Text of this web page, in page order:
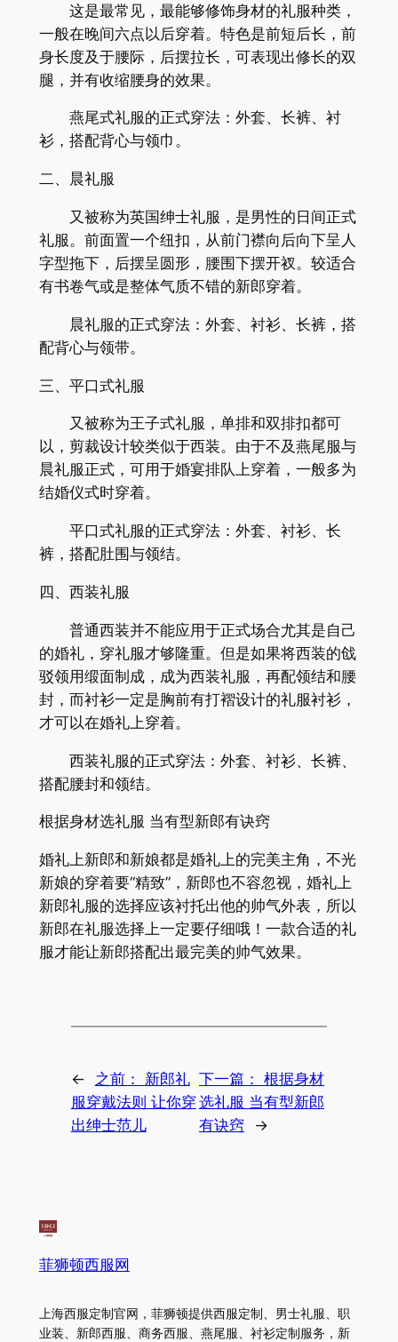
这是最常见，最能够修饰身材的礼服种类，
一般在晚间六点以后穿着。特色是前短后长，前
身长度及于腰际，后摆拉长，可表现出修长的双
腿，并有收缩腰身的效果。
燕尾式礼服的正式穿法：外套、长裤、衬
衫，搭配背心与领巾。
二、晨礼服
又被称为英国绅士礼服，是男性的日间正式
礼服。前面置一个纽扣，从前门襟向后向下呈人
字型拖下，后摆呈圆形，腰围下摆开衩。较适合
有书卷气或是整体气质不错的新郎穿着。
晨礼服的正式穿法：外套、衬衫、长裤，搭
配背心与领带。
三、平口式礼服
又被称为王子式礼服，单排和双排扣都可
以，剪裁设计较类似于西装。由于不及燕尾服与
晨礼服正式，可用于婚宴排队上穿着，一般多为
结婚仪式时穿着。
平口式礼服的正式穿法：外套、衬衫、长
裤，搭配肚围与领结。
四、西装礼服
普通西装并不能应用于正式场合尤其是自己
的婚礼，穿礼服才够隆重。但是如果将西装的戗
驳领用缎面制成，成为西装礼服，再配领结和腰
封，而衬衫一定是胸前有打褶设计的礼服衬衫，
才可以在婚礼上穿着。
西装礼服的正式穿法：外套、衬衫、长裤、
搭配腰封和领结。
根据身材选礼服 当有型新郎有诀窍
婚礼上新郎和新娘都是婚礼上的完美主角，不光
新娘的穿着要“精致”，新郎也不容忽视，婚礼上
新郎礼服的选择应该衬托出他的帅气外表，所以
新郎在礼服选择上一定要仔细哦！一款合适的礼
服才能让新郎搭配出最完美的帅气效果。
← 之前： 新郎礼
服穿戴法则 让你穿
出绅士范儿
下一篇： 根据身材
选礼服 当有型新郎
有诀窍
→
菲狮顿西服网
上海西服定制官网，菲狮顿提供西服定制、男士礼服、职
业装、新郎西服、商务西服、燕尾服、衬衫定制服务，新